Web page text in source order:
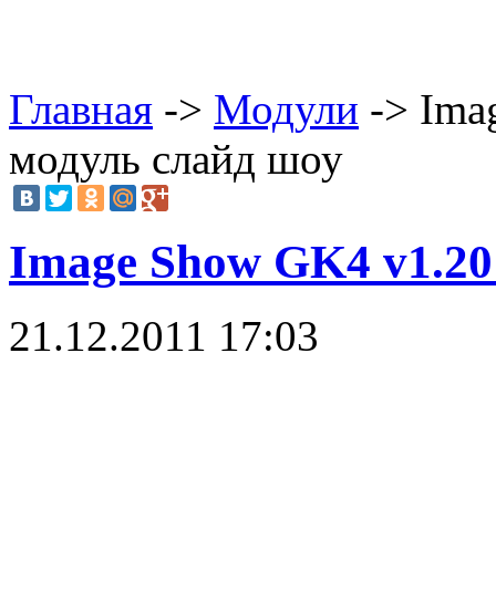
Главная -> Модули ->
модуль слайд шоу
Image Show GK4
21.12.2011 17:03